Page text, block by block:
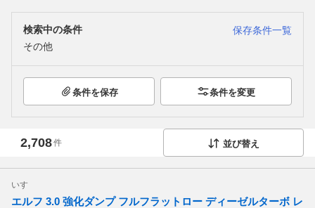
検索中の条件
保存条件一覧
その他
条件を保存 条件を変更
2,708件 並び替え
いすゞ
エルフ 3.0 強化ダンプ フルフラットロー ディーゼルターボ レ